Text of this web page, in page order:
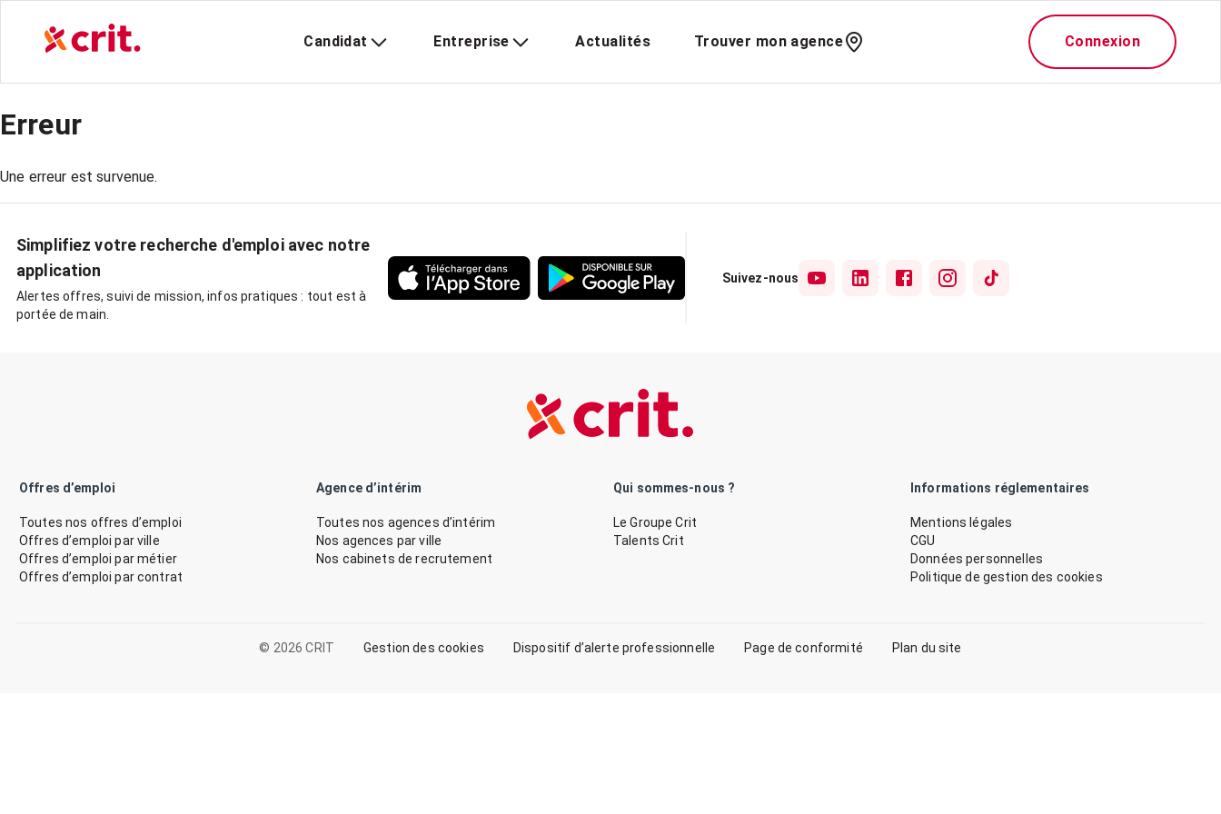
Candidat Entreprise Actualités Trouver mon agence Connexion
Erreur
Une erreur est survenue.
Simplifiez votre recherche d'emploi avec notre
application
Alertes offres, suivi de mission, infos pratiques : tout est à
portée de main.
Suivez-nous
Offres d’emploi
Toutes nos offres d’emploi
Offres d’emploi par ville
Offres d’emploi par métier
Offres d’emploi par contrat
Agence d’intérim
Toutes nos agences d’intérim
Nos agences par ville
Nos cabinets de recrutement
Qui sommes-nous ?
Le Groupe Crit
Talents Crit
Informations réglementaires
Mentions légales
CGU
Données personnelles
Politique de gestion des cookies
© 2026 CRIT Gestion des cookies Dispositif d’alerte professionnelle Page de conformité Plan du site